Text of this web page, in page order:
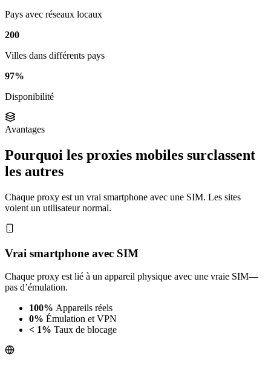
Pays avec réseaux locaux
200
Villes dans différents pays
97%
Disponibilité
Avantages
Pourquoi les proxies mobiles surclassent
les autres
Chaque proxy est un vrai smartphone avec une SIM. Les sites
voient un utilisateur normal.
Vrai smartphone avec SIM
Chaque proxy est lié à un appareil physique avec une vraie SIM—
pas d’émulation.
100% Appareils réels
0% Émulation et VPN
< 1% Taux de blocage